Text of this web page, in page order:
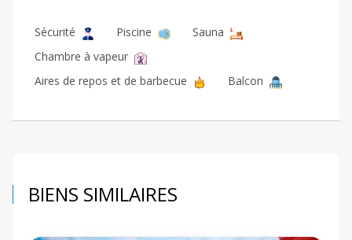
Sécurité Piscine
Sauna
Chambre à vapeur
Aires de repos et de barbecue
Balcon
BIENS SIMILAIRES